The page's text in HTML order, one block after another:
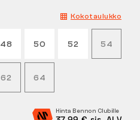
Kokotaulukko
48 50 52 54
62 64
Hinta Bennon Clubille